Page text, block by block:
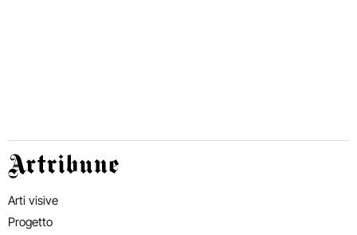
Artribune
Arti visive
Progetto